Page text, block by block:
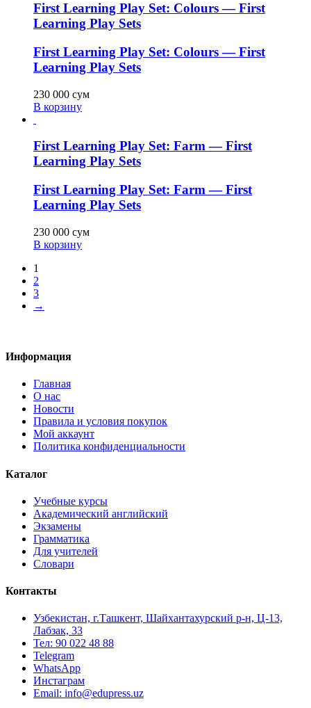
First Learning Play Set: Colours — First
Learning Play Sets
First Learning Play Set: Colours — First
Learning Play Sets
230 000 сум
В корзину
First Learning Play Set: Farm — First
Learning Play Sets
First Learning Play Set: Farm — First
Learning Play Sets
230 000 сум
В корзину
1
2
3
→
Информация
Главная
О нас
Новости
Правила и условия покупок
Мой аккаунт
Политика конфиденциальности
Каталог
Учебные курсы
Академический английский
Экзамены
Грамматика
Для учителей
Словари
Контакты
Узбекистан, г.Ташкент, Шайхантахурский р-н, Ц-13,
Лабзак, 33
Тел: 90 022 48 88
Telegram
WhatsApp
Инстаграм
Email: info@edupress.uz